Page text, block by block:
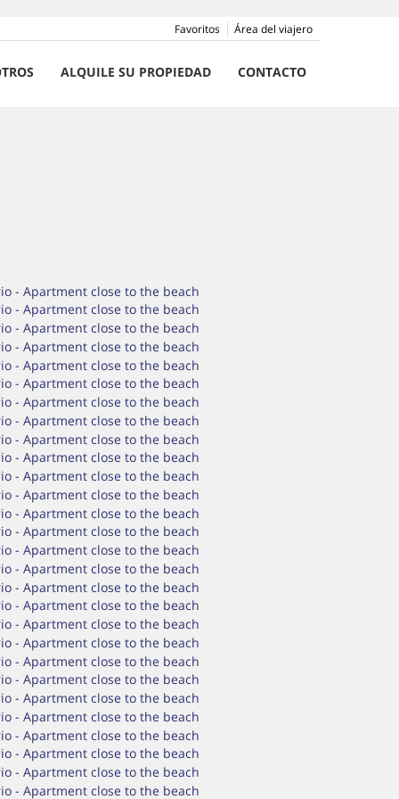
Área del viajero
Favoritos
ALQUILE SU PROPIEDAD CONTACTO